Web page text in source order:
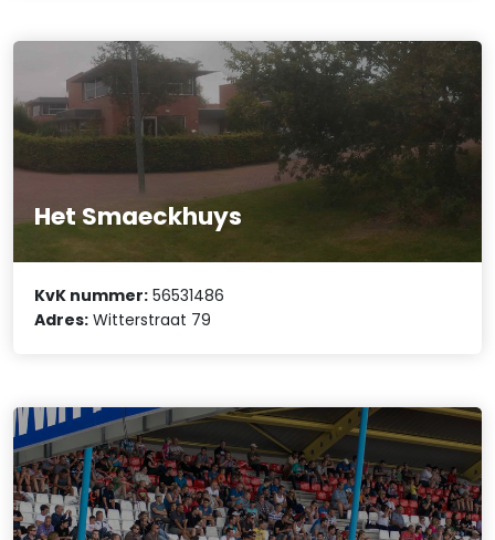
Het Smaeckhuys
KvK nummer: 56531486
Adres: Witterstraat 79